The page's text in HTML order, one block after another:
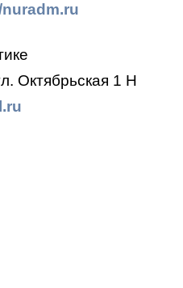
nuradm.ru
Октябрьская 1 Н